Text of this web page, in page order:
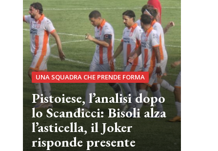
UNA SQUADRA CHE PRENDE FORMA
Pistoiese, l’analisi dopo
lo Scandicci: Bisoli alza
l’asticella, il Joker
risponde presente